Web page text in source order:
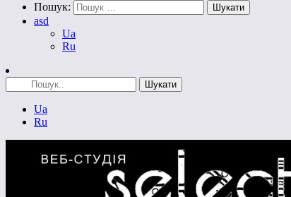
Пошук:
asd
Ua
Ru
Ua
Ru